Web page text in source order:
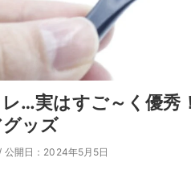
…実はすご～く優秀
ッズ
公開日：2024年5月5日